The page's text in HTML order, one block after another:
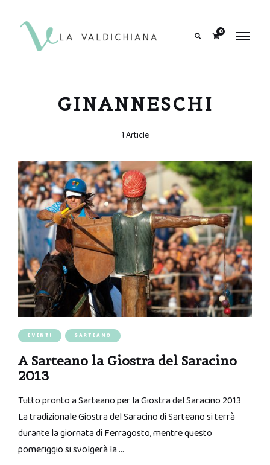
0
GINANNESCHI
1 Article
EVENTI SARTEANO
A Sarteano la Giostra del Saracino
2013
Tutto pronto a Sarteano per la Giostra del Saracino 2013
La tradizionale Giostra del Saracino di Sarteano si terrà
durante la giornata di Ferragosto, mentre questo
pomeriggio si svolgerà la …